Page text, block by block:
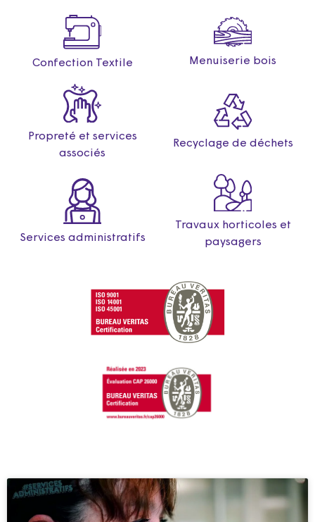
Confection Textile Menuiserie bois
Propreté et services
associés
Recyclage de déchets
Services administratifs
Travaux horticoles et
paysagers